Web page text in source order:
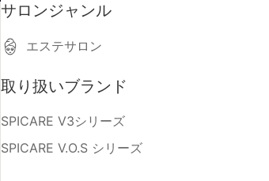
サロンジャンル
エステサロン
取り扱いブランド
SPICARE V3シリーズ
SPICARE V.O.S シリーズ